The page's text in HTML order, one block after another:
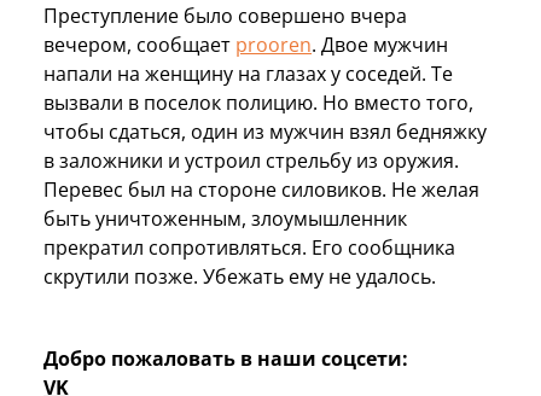
Преступление было совершено вчера
вечером, сообщает prooren. Двое мужчин
напали на женщину на глазах у соседей. Те
вызвали в поселок полицию. Но вместо того,
чтобы сдаться, один из мужчин взял бедняжку
в заложники и устроил стрельбу из оружия.
Перевес был на стороне силовиков. Не желая
быть уничтоженным, злоумышленник
прекратил сопротивляться. Его сообщника
скрутили позже. Убежать ему не удалось.
Добро пожаловать в наши соцсети:
VK